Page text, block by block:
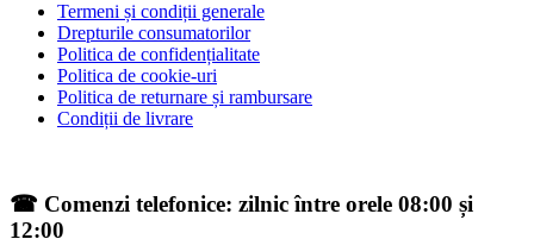
Termeni și condiții generale
Drepturile consumatorilor
Politica de confidențialitate
Politica de cookie-uri
Politica de returnare și rambursare
Condiții de livrare
☎ Comenzi telefonice: zilnic între orele 08:00 și
12:00